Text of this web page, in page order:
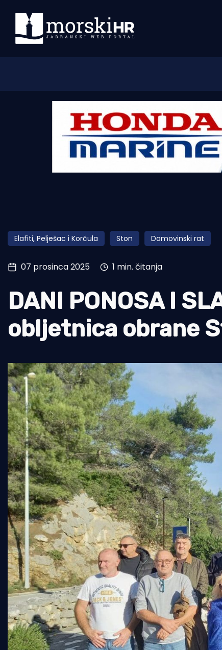
Morski plus
Pomorstvo
Ribolov
Tradicija i kultura
Elafiti, Pelješac i Korčula Ston Domovinski rat
07 prosinca 2025 1 min. čitanja
DANI PONOSA I
obljetnica obrane